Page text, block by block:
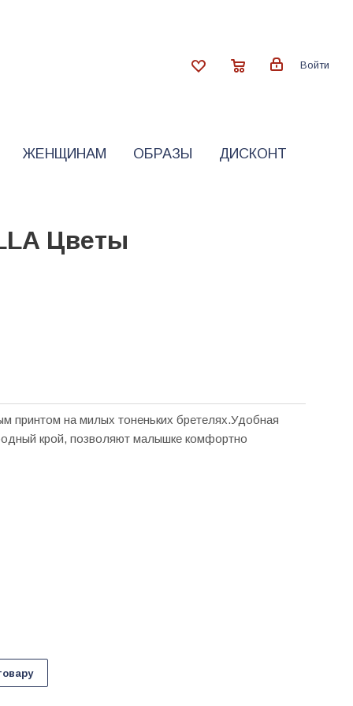
Войти
ЖЕНЩИНАМ ОБРАЗЫ ДИСКОНТ
Цветы
принтом на милых тоненьких бретелях.Удобная
крой, позволяют малышке комфортно